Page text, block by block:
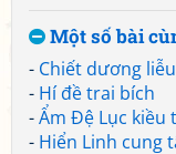
Một số bài
- Chiết dương liễu
- Hí đề trai bích
-Ẩm Đệ Lục
- Hiển Linh cung